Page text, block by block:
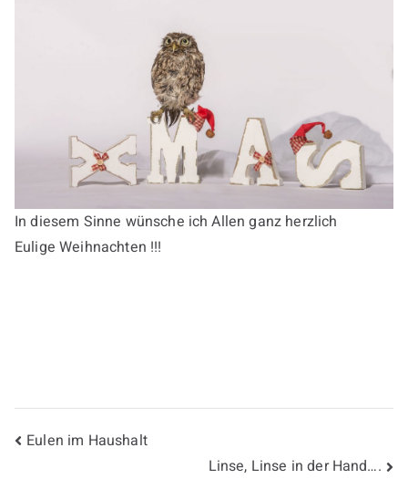
In diesem Sinne wünsche ich Allen ganz herzlich
Eulige Weihnachten !!!
Beitragsnavigation
Eulen im Haushalt
Linse, Linse in der Hand….